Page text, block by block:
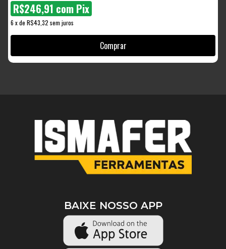
6 xde R$43,32 sem juros
R$246,91 com Pix
Comprar
BAIXE NOSSO APP